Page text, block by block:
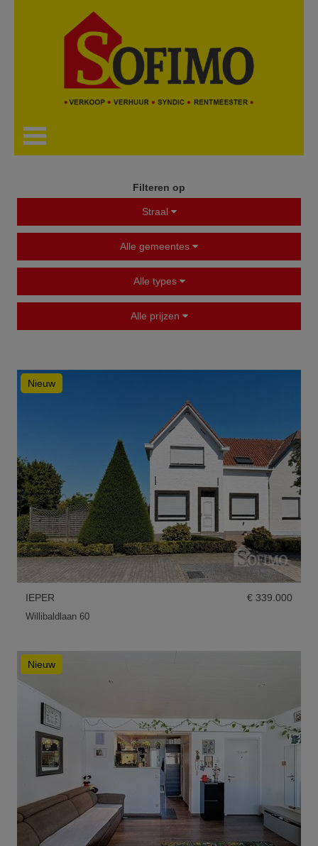
Filteren op
Straal
Alle gemeentes
Alle types
Alle prijzen
Nieuw
IEPER € 339.000
Willibaldlaan 60
Nieuw